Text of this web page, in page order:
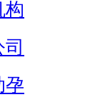
构
孕